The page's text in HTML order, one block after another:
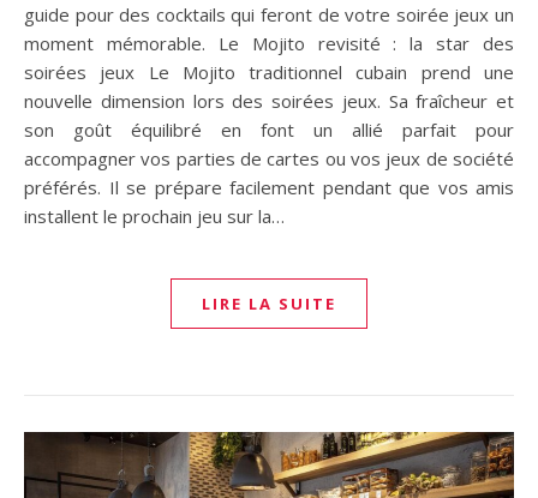
guide pour des cocktails qui feront de votre soirée jeux un
moment mémorable. Le Mojito revisité : la star des
soirées jeux Le Mojito traditionnel cubain prend une
nouvelle dimension lors des soirées jeux. Sa fraîcheur et
son goût équilibré en font un allié parfait pour
accompagner vos parties de cartes ou vos jeux de société
préférés. Il se prépare facilement pendant que vos amis
installent le prochain jeu sur la…
LIRE LA SUITE